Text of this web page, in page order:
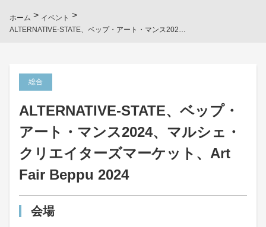
ホーム > イベント >
ALTERNATIVE-STATE、ベップ・アート・マンス2024、マルシェ・クリエイターズマーケット、Art Fair Beppu 2024
総合
ALTERNATIVE-STATE、ベップ・
アート・マンス2024、マルシェ・
クリエイターズマーケット、Art
Fair Beppu 2024
会場